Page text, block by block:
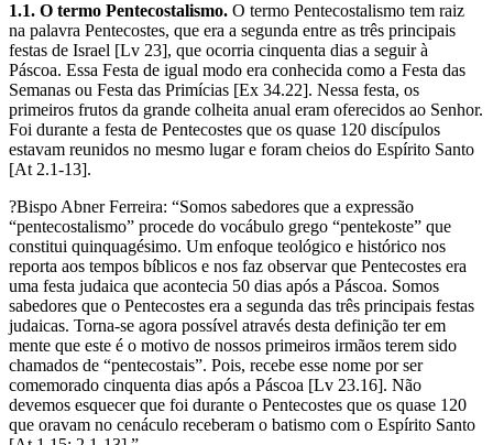
1.1. O termo Pentecostalismo. O termo Pentecostalismo tem raiz
na palavra Pentecostes, que era a segunda entre as três principais
festas de Israel [Lv 23], que ocorria cinquenta dias a seguir à
Páscoa. Essa Festa de igual modo era conhecida como a Festa das
Semanas ou Festa das Primícias [Ex 34.22]. Nessa festa, os
primeiros frutos da grande colheita anual eram oferecidos ao Senhor.
Foi durante a festa de Pentecostes que os quase 120 discípulos
estavam reunidos no mesmo lugar e foram cheios do Espírito Santo
[At 2.1-13].
?Bispo Abner Ferreira: “Somos sabedores que a expressão
“pentecostalismo” procede do vocábulo grego “pentekoste” que
constitui quinquagésimo. Um enfoque teológico e histórico nos
reporta aos tempos bíblicos e nos faz observar que Pentecostes era
uma festa judaica que acontecia 50 dias após a Páscoa. Somos
sabedores que o Pentecostes era a segunda das três principais festas
judaicas. Torna­-se agora possível através desta de­finição ter em
mente que este é o motivo de nossos primeiros irmãos terem sido
chamados de “pentecos­tais”. Pois, recebe esse nome por ser
comemorado cinquenta dias após a Páscoa [Lv 23.16]. Não
devemos esquecer que foi durante o Pentecostes que os quase 120
que oravam no cenáculo receberam o batismo com o Espírito Santo